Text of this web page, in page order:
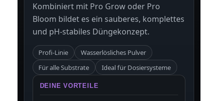
Kombiniert mit Pro Grow oder Pro
Bloom bildet es ein sauberes, komplettes
und pH-stabiles Düngekonzept.
Profi-Linie
Wasserlösliches Pulver
Für alle Substrate
Ideal für Dosiersysteme
DEINE VORTEILE